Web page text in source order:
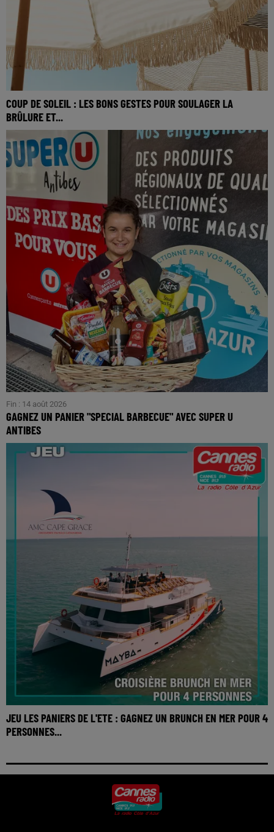
COUP DE SOLEIL : LES BONS GESTES POUR SOULAGER LA
BRÛLURE ET...
Fin : 14 août 2026
GAGNEZ UN PANIER "SPECIAL BARBECUE" AVEC SUPER U
ANTIBES
JEU LES PANIERS DE L'ETE : GAGNEZ UN BRUNCH EN MER POUR 4
PERSONNES...